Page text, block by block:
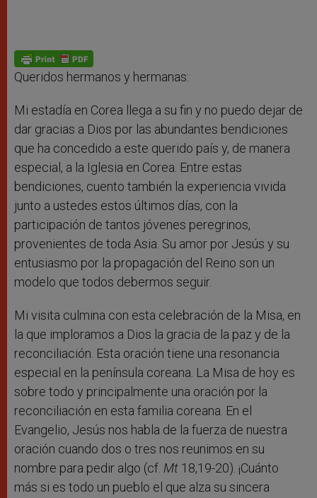
Queridos hermanos y hermanas:
Mi estadía en Corea llega a su fin y no puedo dejar de
dar gracias a Dios por las abundantes bendiciones
que ha concedido a este querido país y, de manera
especial, a la Iglesia en Corea. Entre estas
bendiciones, cuento también la experiencia vivida
junto a ustedes estos últimos días, con la
participación de tantos jóvenes peregrinos,
provenientes de toda Asia. Su amor por Jesús y su
entusiasmo por la propagación del Reino son un
modelo que todos debermos seguir.
Mi visita culmina con esta celebración de la Misa, en
la que imploramos a Dios la gracia de la paz y de la
reconciliación. Esta oración tiene una resonancia
especial en la península coreana. La Misa de hoy es
sobre todo y principalmente una oración por la
reconciliación en esta familia coreana. En el
Evangelio, Jesús nos habla de la fuerza de nuestra
oración cuando dos o tres nos reunimos en su
nombre para pedir algo (cf. Mt 18,19-20). ¡Cuánto
más si es todo un pueblo el que alza su sincera